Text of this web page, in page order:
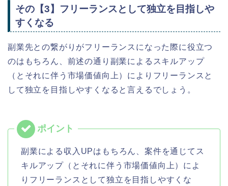
その【3】フリーランスとして独立を目指しや
すくなる
副業先との繋がりがフリーランスになった際に役立つ
のはもちろん、前述の通り副業によるスキルアップ
（とそれに伴う市場価値向上）によりフリーランスと
して独立を目指しやすくなると言えるでしょう。
副業による収入UPはもちろん、案件を通じてス
キルアップ（とそれに伴う市場価値向上）によ
りフリーランスとして独立を目指しやすくな